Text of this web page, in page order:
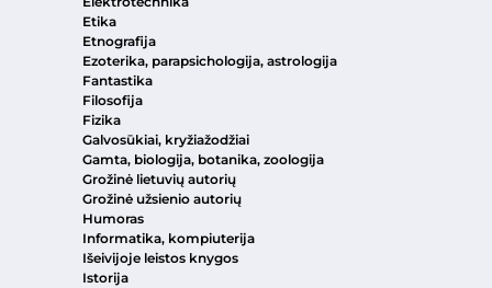
Etika
Etnografija
Ezoterika, parapsichologija, astrologija
Fantastika
Filosofija
Fizika
Galvosūkiai, kryžiažodžiai
Gamta, biologija, botanika, zoologija
Grožinė lietuvių autorių
Grožinė užsienio autorių
Humoras
Informatika, kompiuterija
Išeivijoje leistos knygos
Istorija